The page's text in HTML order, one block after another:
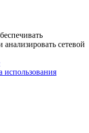
сетевой
использования